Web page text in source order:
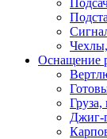
Оснащение
Джиг-